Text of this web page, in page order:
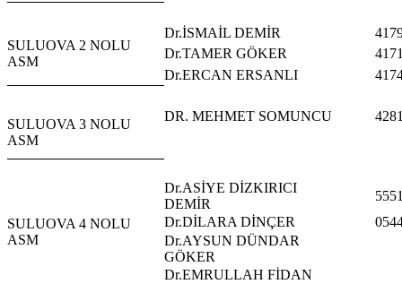
SULUOVA 2 NOLU
ASM
Dr.İSMAİL DEMİR
Dr.TAMER GÖKER
Dr.ERCAN ERSANLI
SULUOVA 3 NOLU
ASM
DR. MEHMET SOMUNCU
SULUOVA 4 NOLU
ASM
Dr.ASİYE DİZKIRICI
DEMİR
Dr.DİLARA DİNÇER
Dr.AYSUN DÜNDAR
GÖKER
Dr.EMRULLAH FİDAN